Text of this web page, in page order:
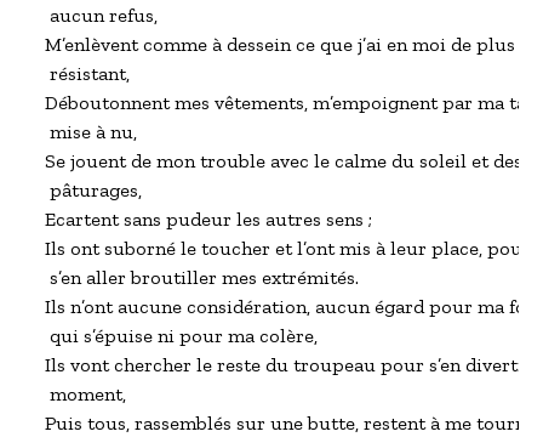
aucun refus,
M’enlèvent comme à dessein ce que j’ai en moi de plus
résistant,
Déboutonnent mes vêtements, m’empoignent par ma
mise à nu,
Se jouent de mon trouble avec le calme du soleil et des
pâturages,
Ecartent sans pudeur les autres sens ;
Ils ont suborné le toucher et l’ont mis à leur place, pour
s’en aller broutiller mes extrémités.
Ils n’ont aucune considération, aucun égard pour ma
qui s’épuise ni pour ma colère,
Ils vont chercher le reste du troupeau pour s’en divertir
moment,
Puis tous, rassemblés sur une butte, restent à me